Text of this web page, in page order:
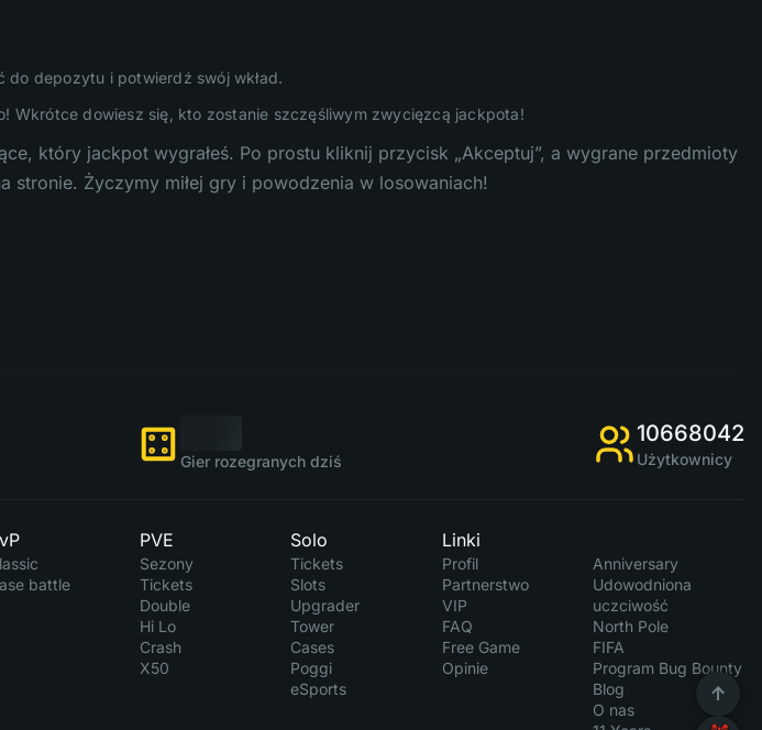
depozytu i potwierdź swój wkład.
Wkrótce dowiesz się, kto zostanie szczęśliwym zwycięzcą jackpota!
który jackpot wygrałeś. Po prostu kliknij przycisk „Akceptuj”, a wygrane przedmioty
stronie. Życzymy miłej gry i powodzenia w losowaniach!
Gier rozegranych dziś
10668042
Użytkownicy
battle
PVE
Sezony
Tickets
Double
Hi Lo
Crash
X50
Solo
Tickets
Slots
Upgrader
Tower
Cases
Poggi
eSports
Linki
Profil
Partnerstwo
VIP
FAQ
Free Game
Opinie
Anniversary
Udowodniona
uczciwość
North Pole
FIFA
Program Bug Bounty
Blog
O nas